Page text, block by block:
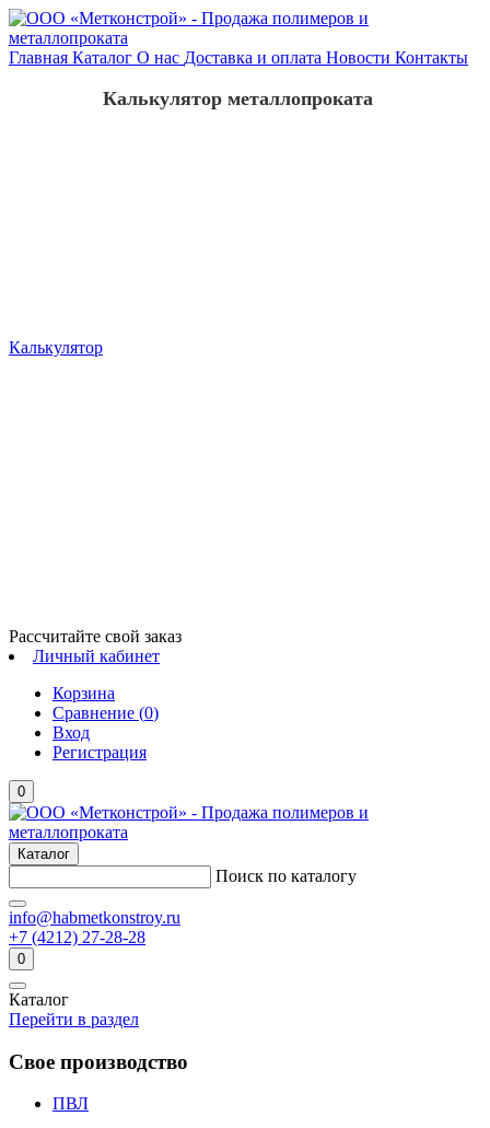
Главная Каталог О нас Доставка и оплата Новости Контакты
Калькулятор
Калькулятор металлопроката
Рассчитайте свой заказ
Личный кабинет
Корзина
Сравнение (0)
Вход
Регистрация
0
Каталог
Поиск по каталогу
info@habmetkonstroy.ru
+7 (4212) 27-28-28
0
Каталог
Перейти в раздел
Свое производство
ПВЛ